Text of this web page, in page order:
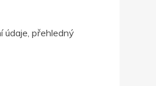
údaje, přehledný